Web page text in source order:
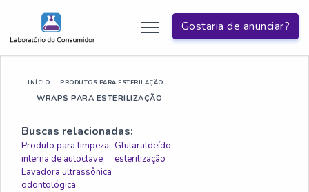
Gostaria de anunciar?
INÍCIO PRODUTOS PARA ESTERILAÇÃO
WRAPS PARA ESTERILIZAÇÃO
Buscas relacionadas:
Produto para limpeza
interna de autoclave
Glutaraldeído
esterilização
Lavadora ultrassônica
odontológica